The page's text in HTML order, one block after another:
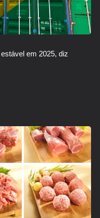
em 2025, diz